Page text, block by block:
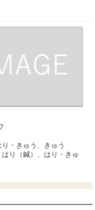
・きゅう、きゅう
はり（鍼）、はり・きゅ